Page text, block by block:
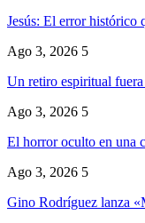
Jesús: El error histórico
Ago 3, 2026 5
Un retiro espiritual
Ago 3, 2026 5
El horror oculto en una
Ago 3, 2026 5
Gino Rodríguez lanza